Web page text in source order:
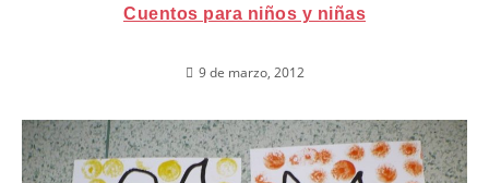
Cuentos para niños y niñas
9 de marzo, 2012